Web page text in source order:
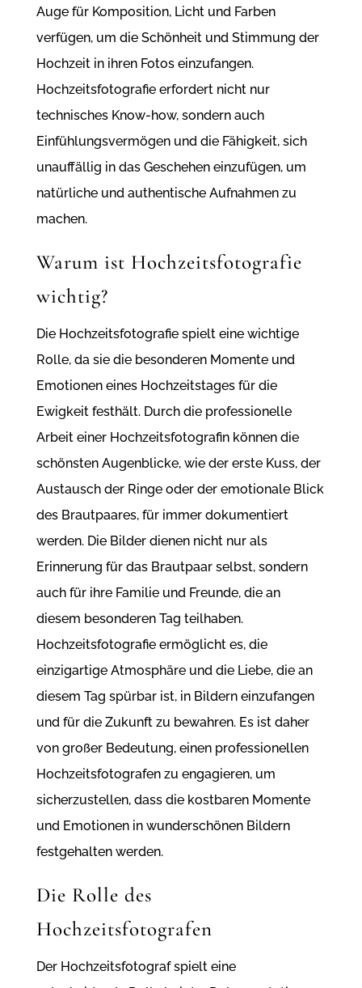
Auge für Komposition, Licht und Farben
verfügen, um die Schönheit und Stimmung der
Hochzeit in ihren Fotos einzufangen.
Hochzeitsfotografie erfordert nicht nur
technisches Know-how, sondern auch
Einfühlungsvermögen und die Fähigkeit, sich
unauffällig in das Geschehen einzufügen, um
natürliche und authentische Aufnahmen zu
machen.
Warum ist Hochzeitsfotografie
wichtig?
Die Hochzeitsfotografie spielt eine wichtige
Rolle, da sie die besonderen Momente und
Emotionen eines Hochzeitstages für die
Ewigkeit festhält. Durch die professionelle
Arbeit einer Hochzeitsfotografin können die
schönsten Augenblicke, wie der erste Kuss, der
Austausch der Ringe oder der emotionale Blick
des Brautpaares, für immer dokumentiert
werden. Die Bilder dienen nicht nur als
Erinnerung für das Brautpaar selbst, sondern
auch für ihre Familie und Freunde, die an
diesem besonderen Tag teilhaben.
Hochzeitsfotografie ermöglicht es, die
einzigartige Atmosphäre und die Liebe, die an
diesem Tag spürbar ist, in Bildern einzufangen
und für die Zukunft zu bewahren. Es ist daher
von großer Bedeutung, einen professionellen
Hochzeitsfotografen zu engagieren, um
sicherzustellen, dass die kostbaren Momente
und Emotionen in wunderschönen Bildern
festgehalten werden.
Die Rolle des
Hochzeitsfotografen
Der Hochzeitsfotograf spielt eine